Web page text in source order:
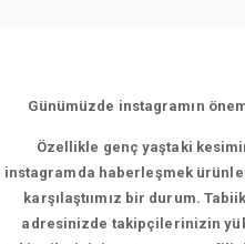
Günümüzde instagramın
Özellikle genç yaştaki
instagramda haberleşmek
karşılaştıımız bir durum.
adresinizde takipçilerinizin